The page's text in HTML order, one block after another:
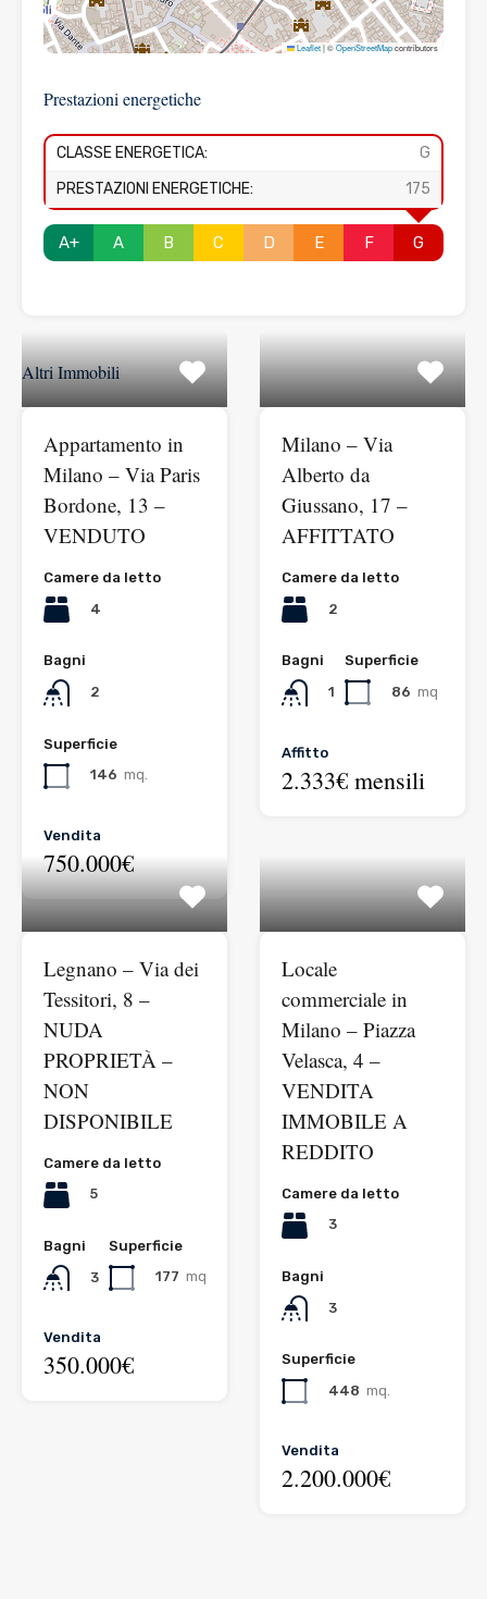
Leaflet|©OpenStreetMapcontributors
Prestazioni energetiche
CLASSE ENERGETICA:
G
PRESTAZIONI ENERGETICHE:
175
A+ A B C D E F G
Altri Immobili
Appartamento in
Milano – Via Paris
Bordone, 13 –
VENDUTO
Camere da letto
4
Bagni
2
Superficie
146 mq.
Vendita
750.000€
Milano – Via
Alberto da
Giussano, 17 –
AFFITTATO
Camere da letto
2
Bagni
1
Superficie
86 mq
Affitto
2.333€ mensili
Legnano – Via dei
Tessitori, 8 –
NUDA
PROPRIETÀ –
NON
DISPONIBILE
Camere da letto
5
Bagni
3
Superficie
177 mq
Vendita
350.000€
Locale
commerciale in
Milano – Piazza
Velasca, 4 –
VENDITA
IMMOBILE A
REDDITO
Camere da letto
3
Bagni
3
Superficie
448 mq.
Vendita
2.200.000€